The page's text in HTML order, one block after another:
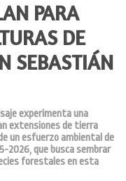
PARA
DE
SEBASTIÁN
experimenta una
extensiones de tierra
un esfuerzo ambiental de
2026, que busca sembrar
forestales en esta